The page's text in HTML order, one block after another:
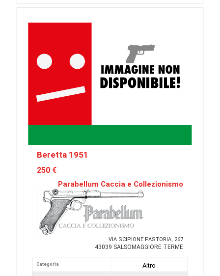
Beretta 1951
250 €
Parabellum Caccia e Collezionismo
VIA SCIPIONE PASTORIA, 267
43039 SALSOMAGGIORE TERME
Categoria
Altro